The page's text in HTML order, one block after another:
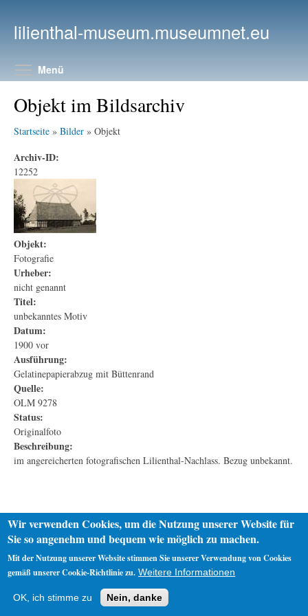
lilienthal-museum.museumnet.eu
Menü
Objekt im Bildsarchiv
Startseite » Bilder » Objekt
Archiv-ID:
12252
Objekt:
Fotografie
Urheber:
nicht genannt
Titel:
unbekanntes Motiv
Datum:
1900 vor
Ausführung:
Gelatinepapierabzug mit Büttenrand
Quelle:
OLM 9278
Status:
Originalfoto
Beschreibung:
im angereicherten fotografischen Lilienthal-Nachlass. Bezug unbekannt.
Impressum
Wir verwenden Cookies, um die Nutzung unserer Website für
Sie so angenehm und bequem wie möglich zu machen.
Mit der Nutzung unserer Website stimmen Sie unserer Verwendung von Cookies
gemäß unserer Cookie-Richtlinie zu. Weitere Informationen
OK, ich stimme zu Nein, danke